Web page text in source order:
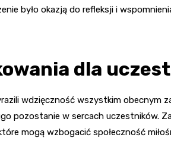
było okazją do refleksji i
dla
wdzięczność wszystkim obecnym
pozostanie w sercach uczestników.
mogą wzbogacić społeczność